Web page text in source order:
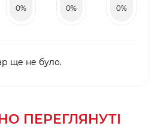
0% 0% 0%
ще не було.
ПЕРЕГЛЯНУТІ